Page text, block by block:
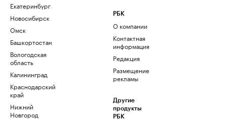
Екатеринбург
Новосибирск
Омск
Башкортостан
Вологодская
область
Калининград
Краснодарский
край
Нижний
Новгород
РБК
О компании
Контактная
информация
Редакция
Размещение
рекламы
Другие
продукты
РБК